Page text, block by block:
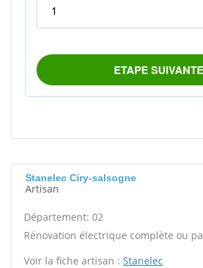
Stanelec Ciry-salsogne
Artisan
Département: 02
Rénovation électrique complète ou
Voir la fiche artisan : Stanelec